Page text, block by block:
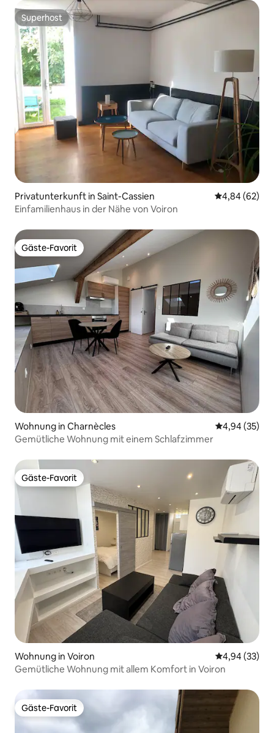
Superhost
Superhost
Privatunterkunft in Saint-Cassien
4,84 (62)
Einfamilienhaus in der Nähe von Voiron
Gäste-Favorit
Gäste-Favorit
Wohnung in Charnècles
4,94 (35)
Gemütliche Wohnung mit einem Schlafzimmer
Gäste-Favorit
Gäste-Favorit
Wohnung in Voiron
4,94 (33)
Gemütliche Wohnung mit allem Komfort in Voiron
Gäste-Favorit
Gäste-Favorit